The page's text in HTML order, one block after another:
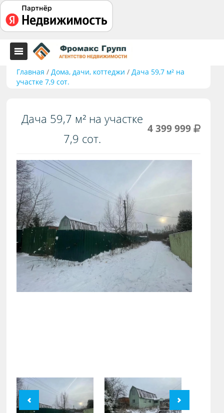
Главная /Дома, дачи, коттеджи /Дача 59,7 м² на
участке 7,9 сот.
Дача 59,7 м² на участке
7,9 сот.
4 399 999